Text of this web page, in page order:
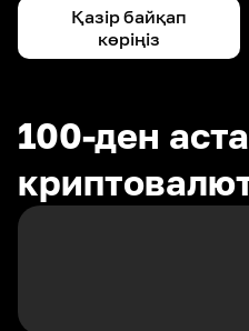
Қазір байқап
көріңіз
100-ден